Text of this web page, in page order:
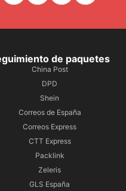
de paquetes
China Post
DPD
Shein
Correos de España
Correos Express
CTT Express
Packlink
Zeleris
GLS España